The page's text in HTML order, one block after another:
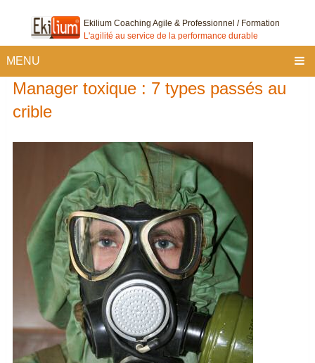
Ekilium Coaching Agile & Professionnel / Formation
L'agilité au service de la performance durable
MENU
Manager toxique : 7 types passés au
crible